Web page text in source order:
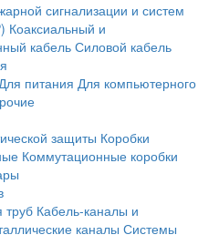
сигнализации и систем
Коаксиальный и
кабель Силовой кабель
питания Для компьютерного
защиты Коробки
Коммутационные коробки
труб Кабель-каналы и
каналы Системы